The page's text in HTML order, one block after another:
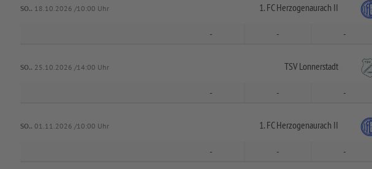
SO.. 18.10.2026 /10:00 Uhr 1. FC Herzogenaurach II
- - -
SO.. 25.10.2026 /14:00 Uhr TSV Lonnerstadt
- - -
SO.. 01.11.2026 /10:00 Uhr 1. FC Herzogenaurach II
- - -